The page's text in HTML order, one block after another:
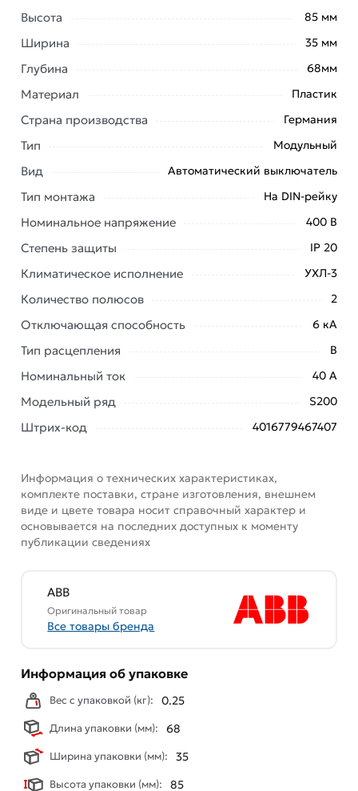
автоматический выключатель ABB S202 B40
2CDS252001R0405 из категории
Двухполюсные
автоматические выключатели
действительны в
Наши профессиональные менеджеры обработают
заказ и свяжутся с Вами для согласования условий
доставки или самовывоза. Перед оформлением
онлайн заказа рекомендуем ознакомиться с
Данний товар от производителя
купленного товарa в течение 7 дней (наличие чека
обязательно).
Высота 85 мм
Ширина 35 мм
Глубина 68мм
Материал Пластик
Страна производства Германия
Тип Модульный
Вид Автоматический выключатель
Тип монтажа На DIN-рейку
Номинальное напряжение 400 В
Степень защиты IP 20
Климатическое исполнение УХЛ-3
Количество полюсов 2
Отключающая способность 6 кА
Тип расцепления B
Номинальный ток 40 А
Модельный ряд S200
Штрих-код 4016779467407
Информация о технических характеристиках,
комплекте поставки, стране изготовления, внешнем
виде и цвете товара носит справочный характер и
основывается на последних доступных к моменту
публикации сведениях
ABB
Оригинальный товар
Все товары бренда
Информация об упаковке
Вес с упаковкой (кг): 0.25
Длина упаковки (мм): 68
Ширина упаковки (мм): 35
Высота упаковки (мм): 85